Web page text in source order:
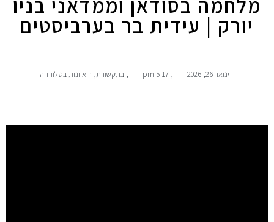
יורק | עידית בר בערביסטים
ינואר 26, 2026 ,
5:17 pm
, בתקשורת, ריאיונות בטלוויזיה